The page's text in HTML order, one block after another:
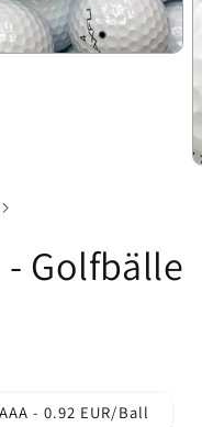
- Golfbälle
- 0.92 EUR/Ball